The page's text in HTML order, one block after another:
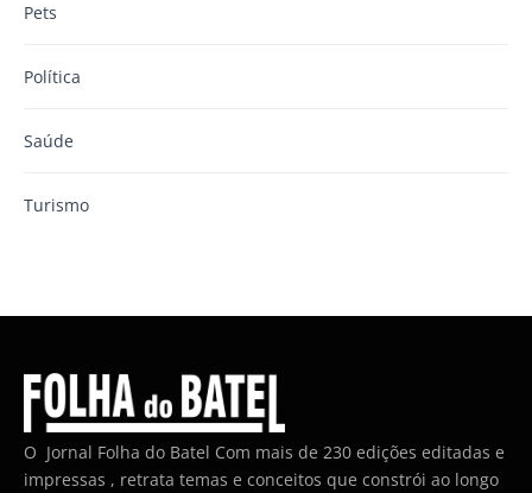
Pets
Política
Saúde
Turismo
O Jornal Folha do Batel Com mais de 230 edições editadas e
impressas , retrata temas e conceitos que constrói ao longo